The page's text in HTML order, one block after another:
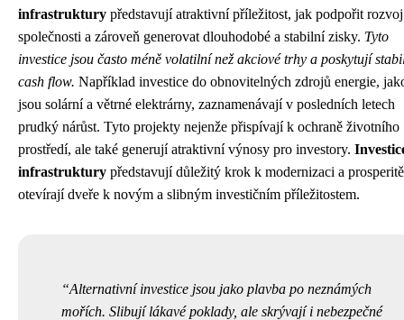
infrastruktury představují atraktivní příležitost, jak podpořit rozvoj
společnosti a zároveň generovat dlouhodobé a stabilní zisky. Tyto
investice jsou často méně volatilní než akciové trhy a poskytují
cash flow. Například investice do obnovitelných zdrojů energie,
jsou solární a větrné elektrárny, zaznamenávají v posledních letech
prudký nárůst. Tyto projekty nejenže přispívají k ochraně životního
prostředí, ale také generují atraktivní výnosy pro investory.
infrastruktury představují důležitý krok k modernizaci a
otevírají dveře k novým a slibným investičním příležitostem.
Alternativní investice jsou jako plavba po neznámých
mořích. Slibují lákavé poklady, ale skrývají i nebezpečné